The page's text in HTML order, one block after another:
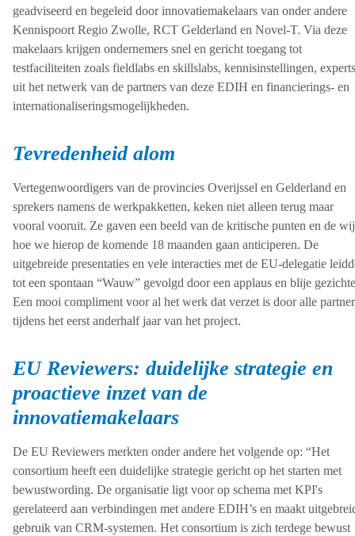
geadviseerd en begeleid door innovatiemakelaars van onder andere
Kennispoort Regio Zwolle, RCT Gelderland en Novel-T. Via deze
makelaars krijgen ondernemers snel en gericht toegang tot
testfaciliteiten zoals fieldlabs en skillslabs, kennisinstellingen, experts
uit het netwerk van de partners van deze EDIH en financierings- en
internationaliseringsmogelijkheden.
Tevredenheid alom
Vertegenwoordigers van de provincies Overijssel en Gelderland en
sprekers namens de werkpakketten, keken niet alleen terug maar
vooral vooruit. Ze gaven een beeld van de kritische punten en de
hoe we hierop de komende 18 maanden gaan anticiperen. De
uitgebreide presentaties en vele interacties met de EU-delegatie
tot een spontaan “Wauw” gevolgd door een applaus en blije
Een mooi compliment voor al het werk dat verzet is door alle
tijdens het eerst anderhalf jaar van het project.
EU Reviewers: duidelijke strategie en
proactieve inzet van de
innovatiemakelaars
De EU Reviewers merkten onder andere het volgende op: “Het
consortium heeft een duidelijke strategie gericht op het starten met
bewustwording. De organisatie ligt voor op schema met KPI's
gerelateerd aan verbindingen met andere EDIH’s en maakt
gebruik van CRM-systemen. Het consortium is zich terdege bewust